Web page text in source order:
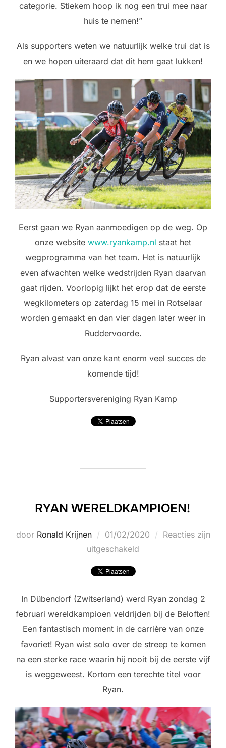
categorie. Stiekem hoop ik nog een trui mee naar
huis te nemen!”
Als supporters weten we natuurlijk welke trui dat is
en we hopen uiteraard dat dit hem gaat lukken!
Eerst gaan we Ryan aanmoedigen op de weg. Op
onze website www.ryankamp.nl staat het
wegprogramma van het team. Het is natuurlijk
even afwachten welke wedstrijden Ryan daarvan
gaat rijden. Voorlopig lijkt het erop dat de eerste
wegkilometers op zaterdag 15 mei in Rotselaar
worden gemaakt en dan vier dagen later weer in
Ruddervoorde.
Ryan alvast van onze kant enorm veel succes de
komende tijd!
Supportersvereniging Ryan Kamp
RYAN WERELDKAMPIOEN!
door Ronald Krijnen
Geplaatst
op
01/02/2020
Reacties zijn
uitgeschakeld
In Dübendorf (Zwitserland) werd Ryan zondag 2
februari wereldkampioen veldrijden bij de Beloften!
Een fantastisch moment in de carrière van onze
favoriet! Ryan wist solo over de streep te komen
na een sterke race waarin hij nooit bij de eerste vijf
is weggeweest. Kortom een terechte titel voor
Ryan.